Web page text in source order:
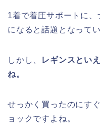
1着で着圧サポートに、
になると話題となってい
しかし、
レギンスとい
ね。
せっかく買ったのにす
ョックですよね。